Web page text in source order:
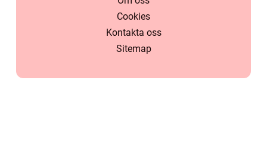
Cookies
Kontakta oss
Sitemap